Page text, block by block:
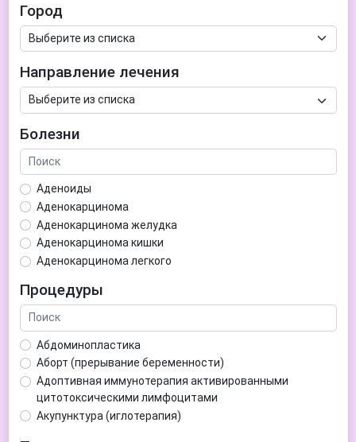
Город
Направление лечения
Болезни
Аденоиды
Аденокарцинома
Аденокарцинома желудка
Аденокарцинома кишки
Аденокарцинома легкого
Аденома гипофиза
Аденома простаты
Аденома щитовидной железы
Аденомиоз
Адентия
Азооспермия
Акне (угри)
Алкоголизм
Процедуры
Абдоминопластика
Аборт (прерывание беременности)
Адоптивная иммунотерапия активированными
цитотоксическими лимфоцитами
Акупунктура (иглотерапия)